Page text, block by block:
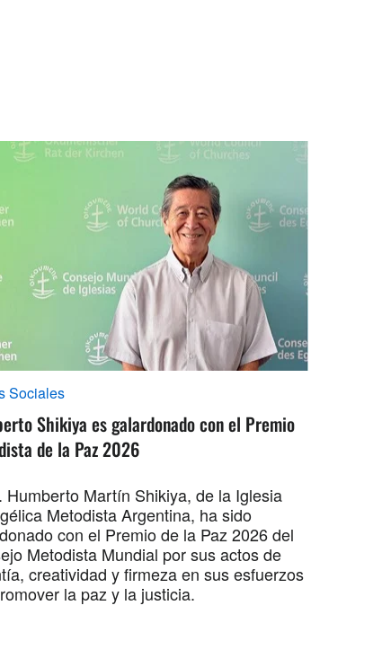
Sociales
Shikiya es galardonado con el Premio
de la Paz 2026
Humberto Martín Shikiya, de la Iglesia
Metodista Argentina, ha sido
con el Premio de la Paz 2026 del
Metodista Mundial por sus actos de
creatividad y firmeza en sus esfuerzos
la paz y la justicia.